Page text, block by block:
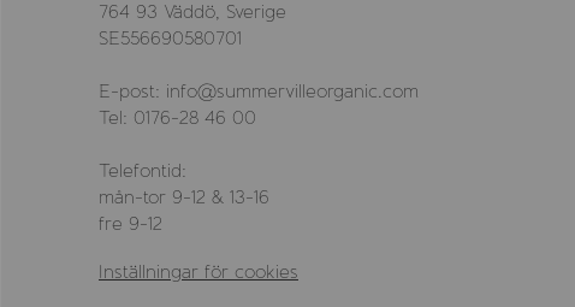
764 93 Väddö, Sverige
SE556690580701
E-post: info@summervilleorganic.com
Tel: 0176-28 46 00
Telefontid:
mån-tor 9-12 & 13-16
fre 9-12
Inställningar för cookies